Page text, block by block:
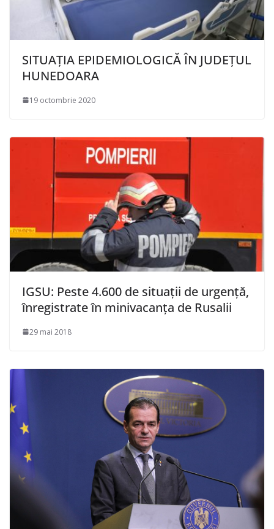
SITUAȚIA EPIDEMIOLOGICĂ ÎN JUDEȚUL
HUNEDOARA
19 octombrie 2020
IGSU: Peste 4.600 de situaţii de urgenţă,
înregistrate în minivacanţa de Rusalii
29 mai 2018